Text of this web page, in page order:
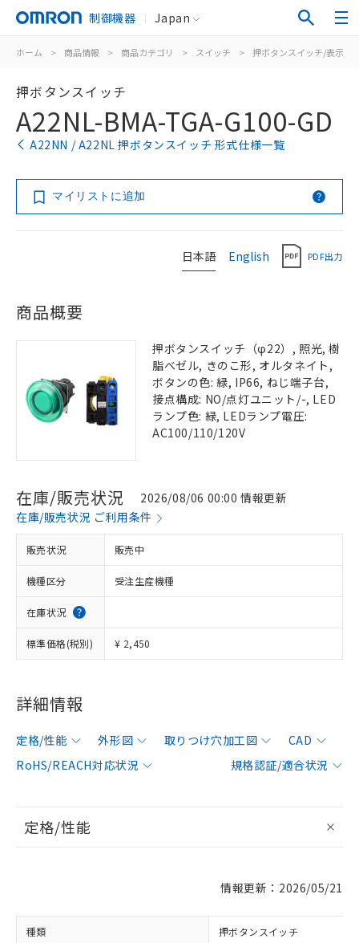
制御機器 Japan
ホーム > 商品情報 > 商品カテゴリ > スイッチ > 押ボタンスイッチ/表示灯
押ボタンスイッチ
A22NL-BMA-TGA-G100-GD
A22NN / A22NL 押ボタンスイッチ 形式仕様一覧
マイリストに追加
日本語 English PDF出力
商品概要
押ボタンスイッチ（φ22）, 照光, 樹
脂ベゼル, きのこ形, オルタネイト,
ボタンの色: 緑, IP66, ねじ端子台,
接点構成: NO/点灯ユニット/-, LED
ランプ色: 緑, LEDランプ電圧:
AC100/110/120V
在庫/販売状況
2026/08/06 00:00 情報更新
在庫/販売状況 ご利用条件
販売状況 販売中
機種区分 受注生産機種
在庫状況
標準価格(税別) ¥ 2,450
詳細情報
定格/性能 外形図 取りつけ穴加工図
CAD
RoHS/REACH対応状況
規格認証/適合状況
定格/性能
情報更新：2026/05/21
種類 押ボタンスイッチ